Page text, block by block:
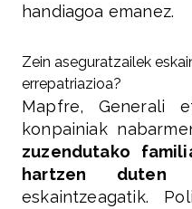
handiagoa emanez.
Zein aseguratzailek
errepatriazioa?
Mapfre, Generali
konpainiak
zuzendutako
hartzen duten
eskaintzeagatik.